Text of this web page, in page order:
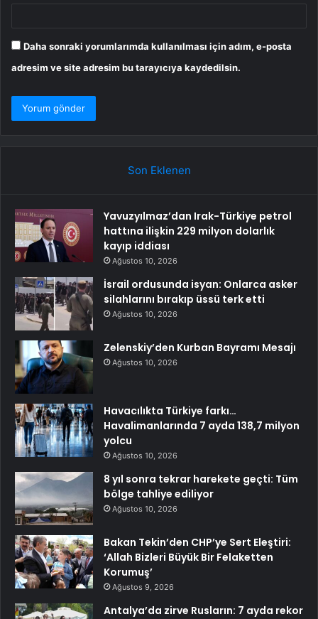
Daha sonraki yorumlarımda kullanılması için adım, e-posta
adresim ve site adresim bu tarayıcıya kaydedilsin.
Son Eklenen
Yavuzyılmaz’dan Irak-Türkiye petrol
hattına ilişkin 229 milyon dolarlık
kayıp iddiası
Ağustos 10, 2026
İsrail ordusunda isyan: Onlarca asker
silahlarını bırakıp üssü terk etti
Ağustos 10, 2026
Zelenskiy’den Kurban Bayramı Mesajı
Ağustos 10, 2026
Havacılıkta Türkiye farkı…
Havalimanlarında 7 ayda 138,7 milyon
yolcu
Ağustos 10, 2026
8 yıl sonra tekrar harekete geçti: Tüm
bölge tahliye ediliyor
Ağustos 10, 2026
Bakan Tekin’den CHP’ye Sert Eleştiri:
‘Allah Bizleri Büyük Bir Felaketten
Korumuş’
Ağustos 9, 2026
Antalya’da zirve Rusların: 7 ayda rekor